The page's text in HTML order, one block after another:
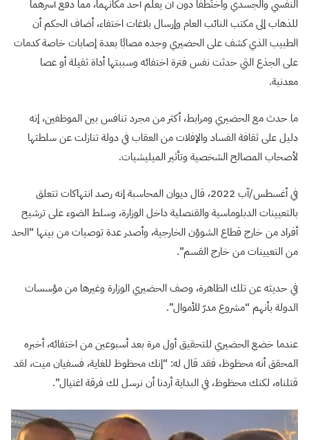
النفسي والجسدي واختُطفا دون أن يعلم أحد مكانهما، مما دفع أسرهما
للذهاب إلى مكتب النائب العام وإرسال بلاغات اختفاء، أضاف الحكم أن
الطبيب الذي كشف على الحضيري وجده مصابًا بعدة إصابات خاصة كدمات
على الجذع التي حدثت نفس فترة اختفائه وسببتها أداة ثقيلة أو عصا
معدنية.
ما حدث مع الحضيري ومرابط، أكثر من مجرد تنافس بين الموظفين، إنه
دليل على ثقافة الفساد والإفلات من العقاب في دولة تنازلت عن سلطتها
لأصحاب المصالح الشخصية وتأثير الميليشيات.
في أغسطس/آب 2022، قال ديوان المحاسبة إنه رصد انتهاكات تتعلق
بالتعيينات الدبلوماسية والقنصلية داخل الوزارة، وسلط الضوء على ترشيح
أفراد من خارج قطاع الشوؤن الخارجية، وأصدر عدة توصيات من بينها “الحد
من التعيينات من خارج القسم”.
في حديثه عن تلك الظاهرة، وصف الحضيري الوزارة وغيرها من مؤسسات
الدولة بأنهم “مشروع مدرّ للأموال”.
عندما خضع الحضيري للتحقيق أول مرة بعد أسبوعين من اختفائه، أخبره
المحقق أنه محظوظ، فقد قال له: “إنك محظوظ للغاية، فسفيان ميت، لقد
قتلناه، لكنك محظوظ، في البداية أردنا أن نرسل لك فرقة اغتيال”.